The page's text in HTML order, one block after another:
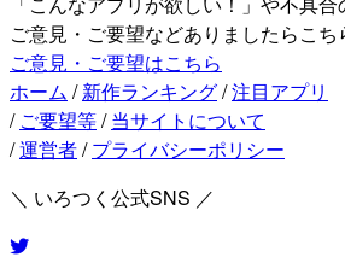
ご意見・ご要望などありましたらこち
ご意見・ご要望はこちら
ホーム / 新作ランキング/注目アプリ
/ ご要望等/ 当サイトについて
/運営者/ プライバシーポリシー
＼ いろつく公式SNS ／